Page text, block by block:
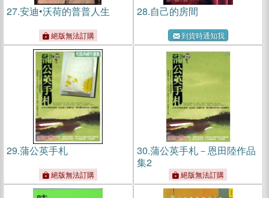
27.安迪•沃荷的普普人生
絕版無法訂購
28.自己的房間
到貨時通知我
29.蒲公英手札
絕版無法訂購
30.蒲公英手札－恩田陸作品
集2
絕版無法訂購